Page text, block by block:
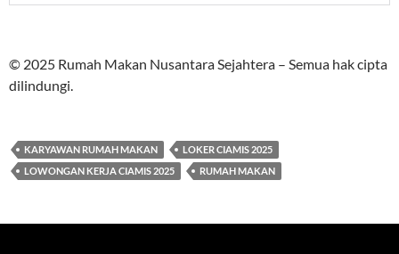
© 2025 Rumah Makan Nusantara Sejahtera – Semua hak cipta
dilindungi.
KARYAWAN RUMAH MAKAN
LOKER CIAMIS 2025
LOWONGAN KERJA CIAMIS 2025
RUMAH MAKAN